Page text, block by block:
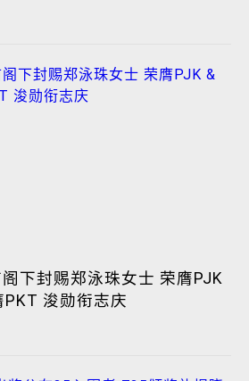
下封赐郑泳珠女士 荣膺PJK
浚勋衔志庆